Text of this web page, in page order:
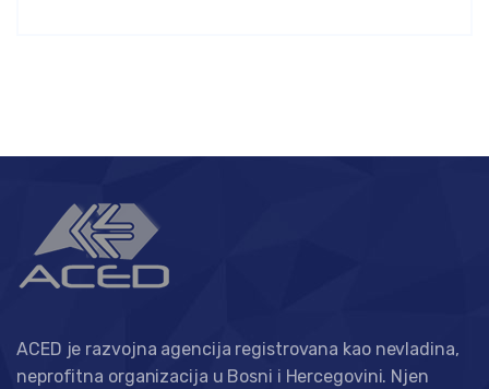
ACED je razvojna agencija registrovana kao nevladina,
neprofitna organizacija u Bosni i Hercegovini. Njen